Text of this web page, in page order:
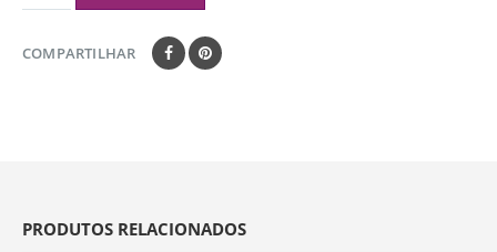
COMPARTILHAR
PRODUTOS RELACIONADOS